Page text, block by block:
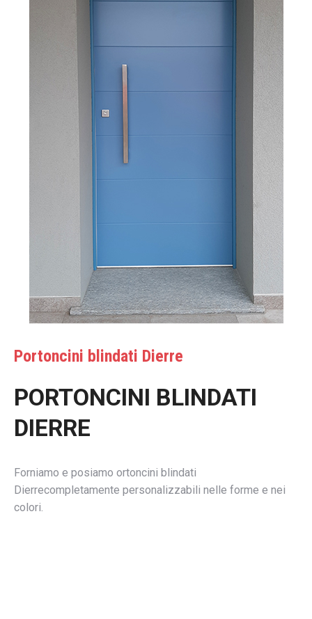
Portoncini blindati Dierre
PORTONCINI BLINDATI
DIERRE
Forniamo e posiamo ortoncini blindati
Dierrecompletamente personalizzabili nelle forme e nei
colori.